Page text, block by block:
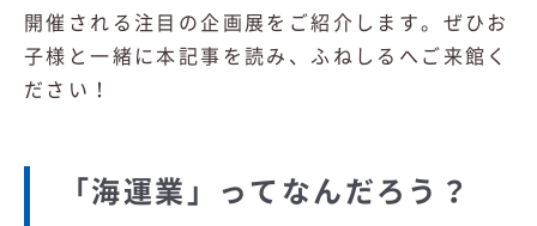
開催される注目の企画展をご紹介します。ぜひお
子様と一緒に本記事を読み、ふねしるへご来館く
ださい！
「海運業」ってなんだろう？